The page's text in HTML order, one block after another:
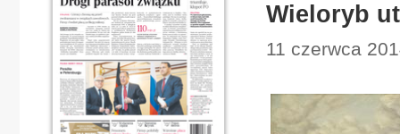
Wieloryb
11 czerwca